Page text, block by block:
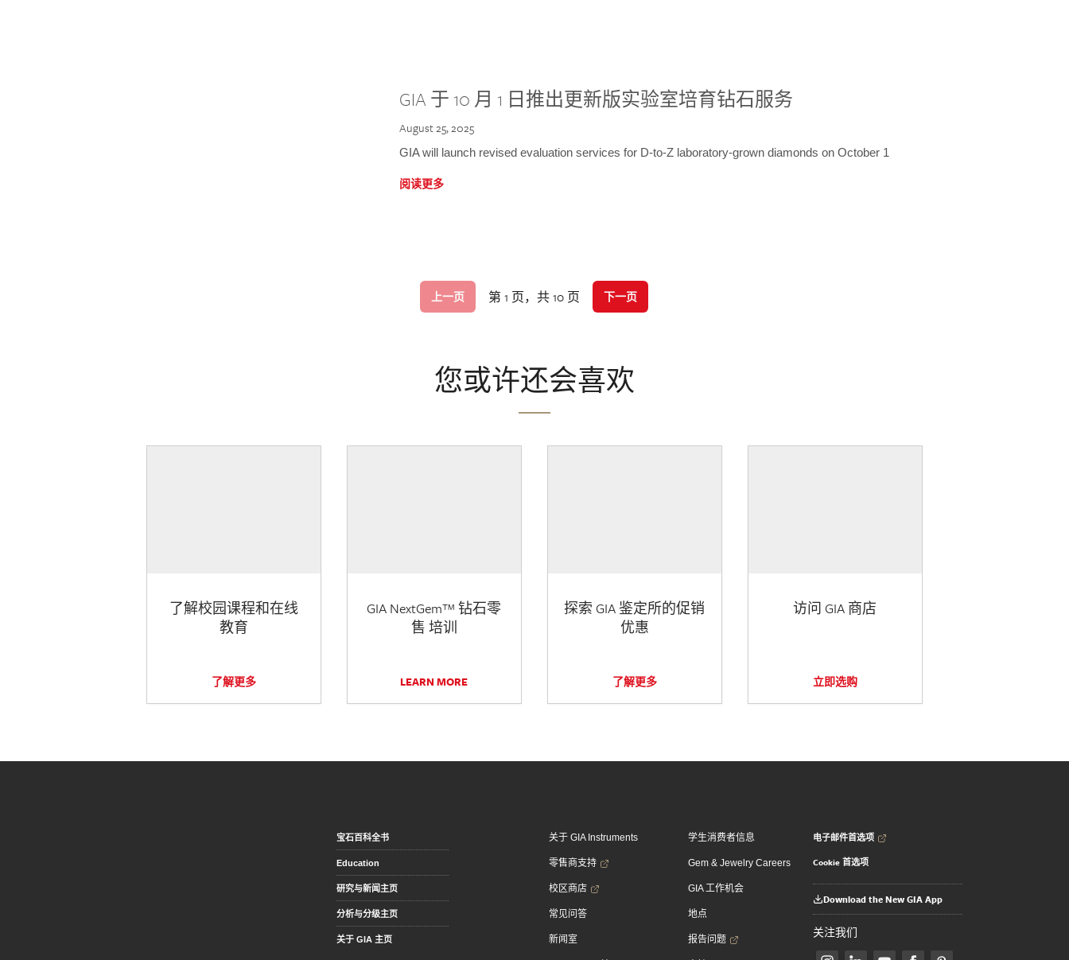
GIA 于 10 月 1 日推出更新版实验室培育钻石服务
August 25, 2025
GIA will launch revised evaluation services for D-to-Z laboratory-grown diamonds on October 1
阅读更多
上一页 第 1 页，共 10 页 下一页
您或许还会喜欢
了解校园课程和在线
教育
了解更多
GIA NextGem™ 钻石零
售 培训
LEARN MORE
探索 GIA 鉴定所的促销
优惠
了解更多
访问 GIA 商店
立即选购
宝石百科全书
Education
研究与新闻主页
分析与分级主页
关于 GIA 主页
关于 GIA Instruments
零售商支持
校区商店
常见问答
新闻室
学生消费者信息
Gem & Jewelry Careers
GIA 工作机会
地点
报告问题
电子邮件首选项
Cookie 首选项
Download the New GIA App
关注我们